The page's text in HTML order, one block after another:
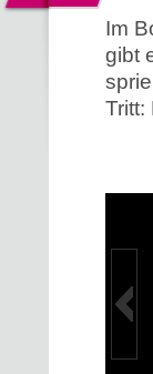
Im
gibt
Tritt: